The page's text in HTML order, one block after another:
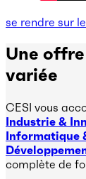
se rendre sur
Une
variée
CESI vous
Industrie &
Informatique
complète de